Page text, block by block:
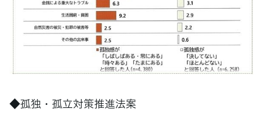
◆孤独・孤立対策推進法案